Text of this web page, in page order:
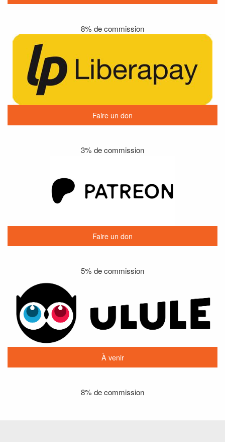
8% de commission
Faire un don
3% de commission
Faire un don
5% de commission
À venir
8% de commission